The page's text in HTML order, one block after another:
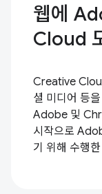
웹에
Cloud
Creative
셜 미디어 등
Adobe 및
시작으로
기 위해 수행